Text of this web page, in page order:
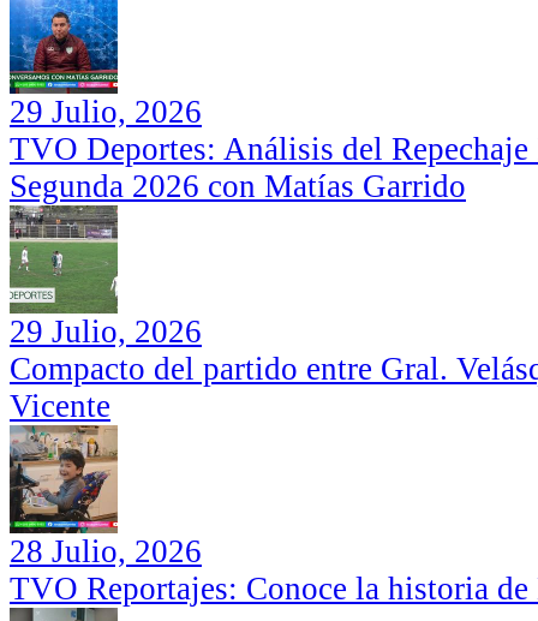
29 Julio, 2026
TVO Deportes: Análisis del
Segunda 2026 con Matías Garrido
29 Julio, 2026
Compacto del partido entre Gral.
Vicente
28 Julio, 2026
TVO Reportajes: Conoce la historia